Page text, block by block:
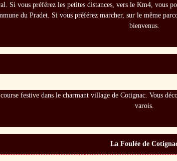
Si vous préférez les petites distances, vers le Km4, vous
du Pradet. Si vous préférez marcher, sur le même
bienvenus.
festive dans le charmant village de Cotignac. Vous
varois.
La Foulée de